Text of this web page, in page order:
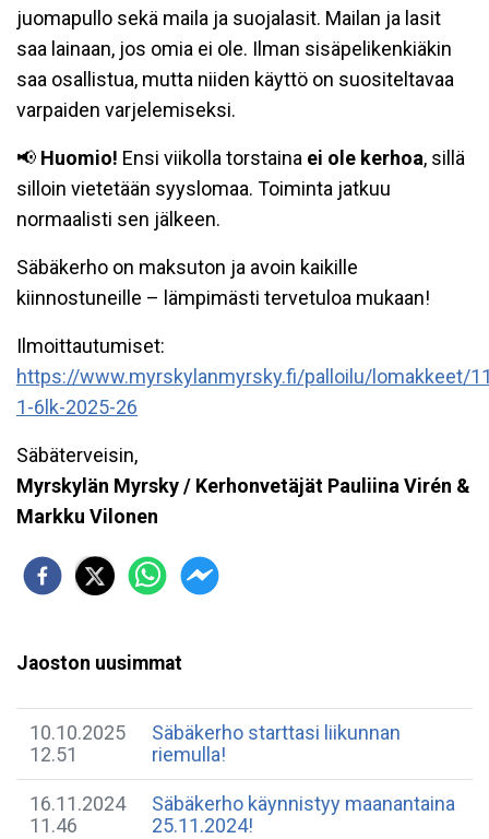
juomapullo sekä maila ja suojalasit. Mailan ja lasit
saa lainaan, jos omia ei ole. Ilman sisäpelikenkiäkin
saa osallistua, mutta niiden käyttö on suositeltavaa
varpaiden varjelemiseksi.
📢 Huomio! Ensi viikolla torstaina ei ole kerhoa, sillä
silloin vietetään syyslomaa. Toiminta jatkuu
normaalisti sen jälkeen.
Säbäkerho on maksuton ja avoin kaikille
kiinnostuneille – lämpimästi tervetuloa mukaan!
Ilmoittautumiset:
https://www.myrskylanmyrsky.fi/palloilu/lomakkeet/
1-6lk-2025-26
Säbäterveisin,
Myrskylän Myrsky / Kerhonvetäjät Pauliina Virén &
Markku Vilonen
Jaoston uusimmat
10.10.2025
12.51
Säbäkerho starttasi liikunnan
riemulla!
16.11.2024
11.46
Säbäkerho käynnistyy maanantaina
25.11.2024!